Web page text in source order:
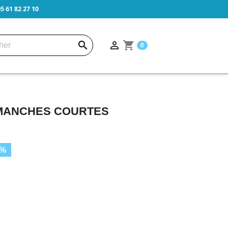
61 82 27 10
  shopping_cart 0
COURTES